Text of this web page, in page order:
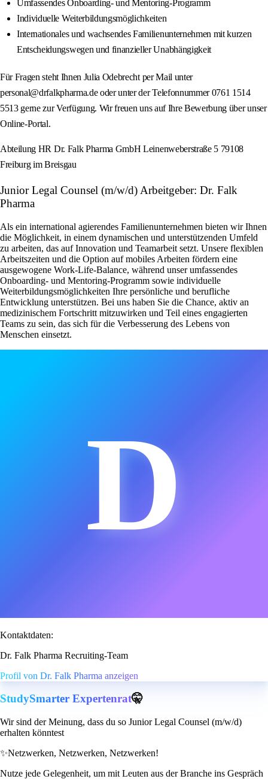
Umfassendes Onboarding- und Mentoring-Programm
Individuelle Weiterbildungsmöglichkeiten
Internationales und wachsendes Familienunternehmen mit kurzen
Entscheidungswegen und finanzieller Unabhängigkeit
Für Fragen steht Ihnen Julia Odebrecht per Mail unter
personal@drfalkpharma.de oder unter der Telefonnummer 0761 1514
5513 gerne zur Verfügung. Wir freuen uns auf Ihre Bewerbung über unser
Online-Portal.
Abteilung HR Dr. Falk Pharma GmbH Leinenweberstraße 5 79108
Freiburg im Breisgau
Junior Legal Counsel (m/w/d) Arbeitgeber: Dr. Falk
Pharma
Als ein international agierendes Familienunternehmen bieten wir Ihnen
die Möglichkeit, in einem dynamischen und unterstützenden Umfeld
zu arbeiten, das auf Innovation und Teamarbeit setzt. Unsere flexiblen
Arbeitszeiten und die Option auf mobiles Arbeiten fördern eine
ausgewogene Work-Life-Balance, während unser umfassendes
Onboarding- und Mentoring-Programm sowie individuelle
Weiterbildungsmöglichkeiten Ihre persönliche und berufliche
Entwicklung unterstützen. Bei uns haben Sie die Chance, aktiv an
medizinischem Fortschritt mitzuwirken und Teil eines engagierten
Teams zu sein, das sich für die Verbesserung des Lebens von
Menschen einsetzt.
D
Kontaktdaten:
Dr. Falk Pharma Recruiting-Team
Profil von Dr. Falk Pharma anzeigen
StudySmarter Expertenrat🤫
Wir sind der Meinung, dass du so Junior Legal Counsel (m/w/d)
erhalten könntest
✨Netzwerken, Netzwerken, Netzwerken!
Nutze jede Gelegenheit, um mit Leuten aus der Branche ins Gespräch